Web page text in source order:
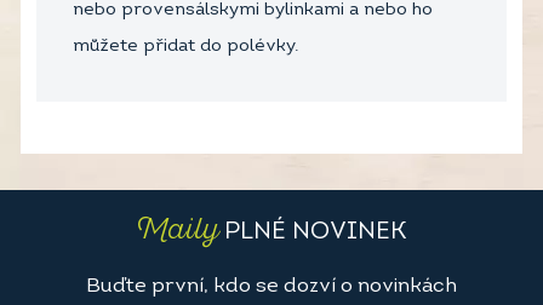
nebo provensálskymi bylinkami a nebo ho
můžete přidat do polévky.
MailyPLNÉ NOVINEK
Buďte první, kdo se dozví o novinkách